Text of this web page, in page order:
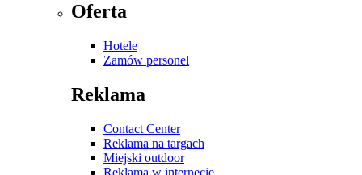
Oferta
Hotele
Zamów personel
Reklama
Contact Center
Reklama na targach
Miejski outdoor
Reklama w internecie